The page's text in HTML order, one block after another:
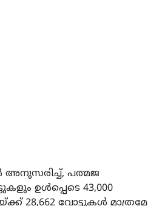
പത്മജ
ഉള്‍പ്പെടെ 43,000
28,662 വോട്ടുകള്‍ മാത്രമേ